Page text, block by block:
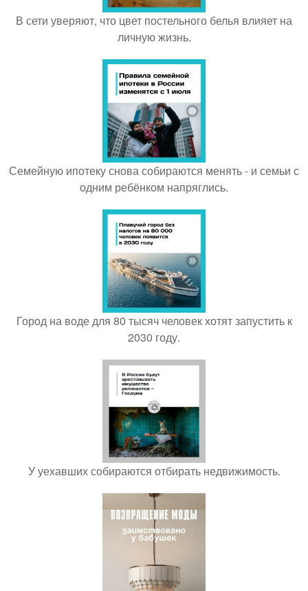
В сети уверяют, что цвет постельного белья влияет на
личную жизнь.
Семейную ипотеку снова собираются менять - и семьи с
одним ребёнком напряглись.
Город на воде для 80 тысяч человек хотят запустить к
2030 году.
У уехавших собираются отбирать недвижимость.